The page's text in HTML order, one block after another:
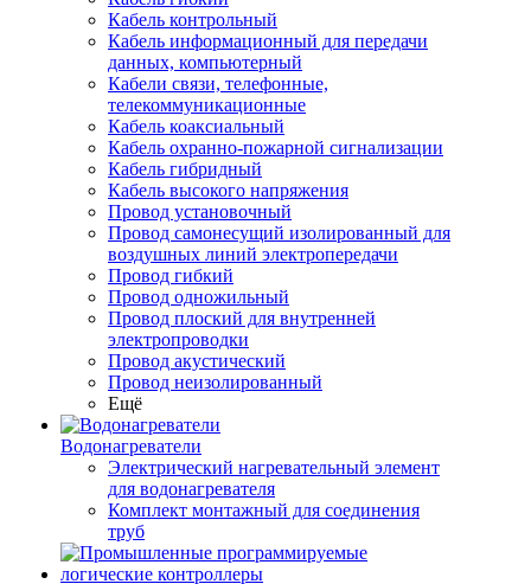
Кабель контрольный
Кабель информационный для передачи
данных, компьютерный
Кабели связи, телефонные,
телекоммуникационные
Кабель коаксиальный
Кабель охранно-пожарной сигнализации
Кабель гибридный
Кабель высокого напряжения
Провод установочный
Провод самонесущий изолированный для
воздушных линий электропередачи
Провод гибкий
Провод одножильный
Провод плоский для внутренней
электропроводки
Провод акустический
Провод неизолированный
Ещё
Водонагреватели
Электрический нагревательный элемент
для водонагревателя
Комплект монтажный для соединения
труб